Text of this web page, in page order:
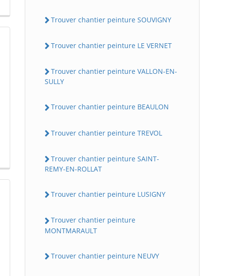
Trouver chantier peinture SOUVIGNY
Trouver chantier peinture LE VERNET
Trouver chantier peinture VALLON-EN-
SULLY
Trouver chantier peinture BEAULON
Trouver chantier peinture TREVOL
Trouver chantier peinture SAINT-
REMY-EN-ROLLAT
Trouver chantier peinture LUSIGNY
Trouver chantier peinture
MONTMARAULT
Trouver chantier peinture NEUVY